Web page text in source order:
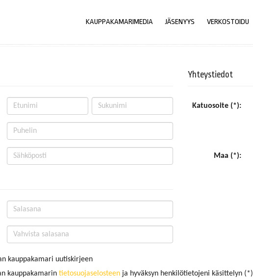
KAUPPAKAMARIMEDIA JÄSENYYS VERKOSTOIDU
Yhteystiedot
Katuosoite (*):
Maa (*):
kauppakamari uutiskirjeen
kauppakamarin tietosuojaselosteen ja hyväksyn henkilötietojeni käsittelyn (*)